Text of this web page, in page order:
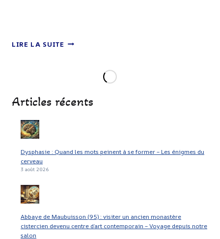
LIRE LA SUITE DYS-
ORTHOGRAPHIE
Articles récents
Dysphasie : Quand les mots peinent à se former – Les énigmes du
cerveau
3 août 2026
Abbaye de Maubuisson (95) : visiter un ancien monastère
cistercien devenu centre d’art contemporain – Voyage depuis notre
salon